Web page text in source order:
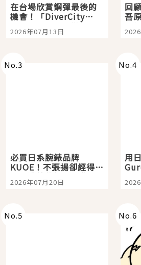
在台場欣賞鋼彈最後的
機會！「DiverCity
Tokyo Plaza」搭船、
購物、美食及夜景，一
2026年07月13日
回
吾
影
No.3
必買日系腕錶品牌
KUOE！不張揚卻經得起
時間洗鍊的經典之作五
選
2026年07月20日
No.4
用
大
美
No.5 No.6